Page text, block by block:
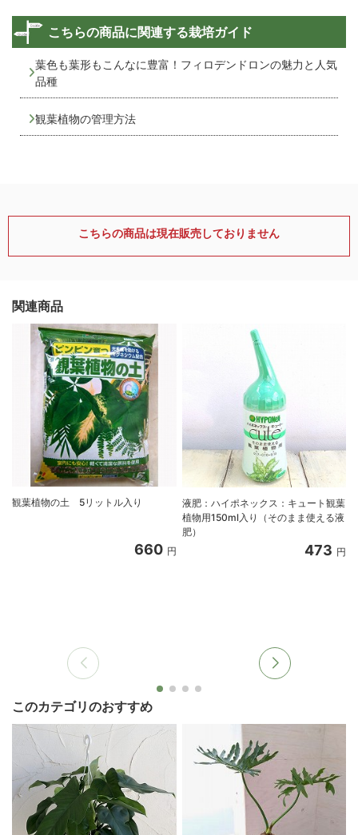
こちらの商品に関連する栽培ガイド
葉色も葉形もこんなに豊富！フィロデンドロンの魅力と人気
品種
観葉植物の管理方法
こちらの商品は現在販売しておりません
関連商品
観葉植物の土 5リットル入り
660 円
液肥：ハイポネックス：キュート観葉
植物用150ml入り（そのまま使える液
肥）
473 円
このカテゴリのおすすめ